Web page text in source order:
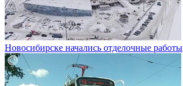
Новосибирске начались отделочные работы